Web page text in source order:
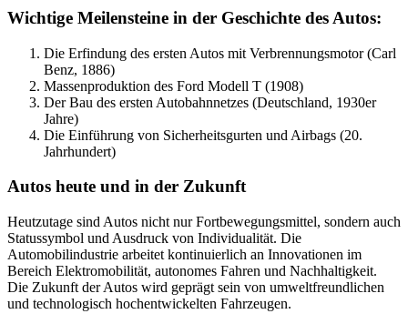
Wichtige Meilensteine in der Geschichte des Autos:
Die Erfindung des ersten Autos mit Verbrennungsmotor (Carl
Benz, 1886)
Massenproduktion des Ford Modell T (1908)
Der Bau des ersten Autobahnnetzes (Deutschland, 1930er
Jahre)
Die Einführung von Sicherheitsgurten und Airbags (20.
Jahrhundert)
Autos heute und in der Zukunft
Heutzutage sind Autos nicht nur Fortbewegungsmittel, sondern auch
Statussymbol und Ausdruck von Individualität. Die
Automobilindustrie arbeitet kontinuierlich an Innovationen im
Bereich Elektromobilität, autonomes Fahren und Nachhaltigkeit.
Die Zukunft der Autos wird geprägt sein von umweltfreundlichen
und technologisch hochentwickelten Fahrzeugen.